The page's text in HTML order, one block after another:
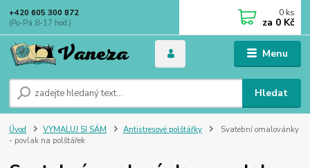
Menu
Hledat
+420 605 300 872
(Po-Pá 8-17 hod.)
0 ks
za 0 Kč
Úvod VYMALUJ SI SÁM Antistresové polštářky
Svatební omalovánky
- povlak na polštářek